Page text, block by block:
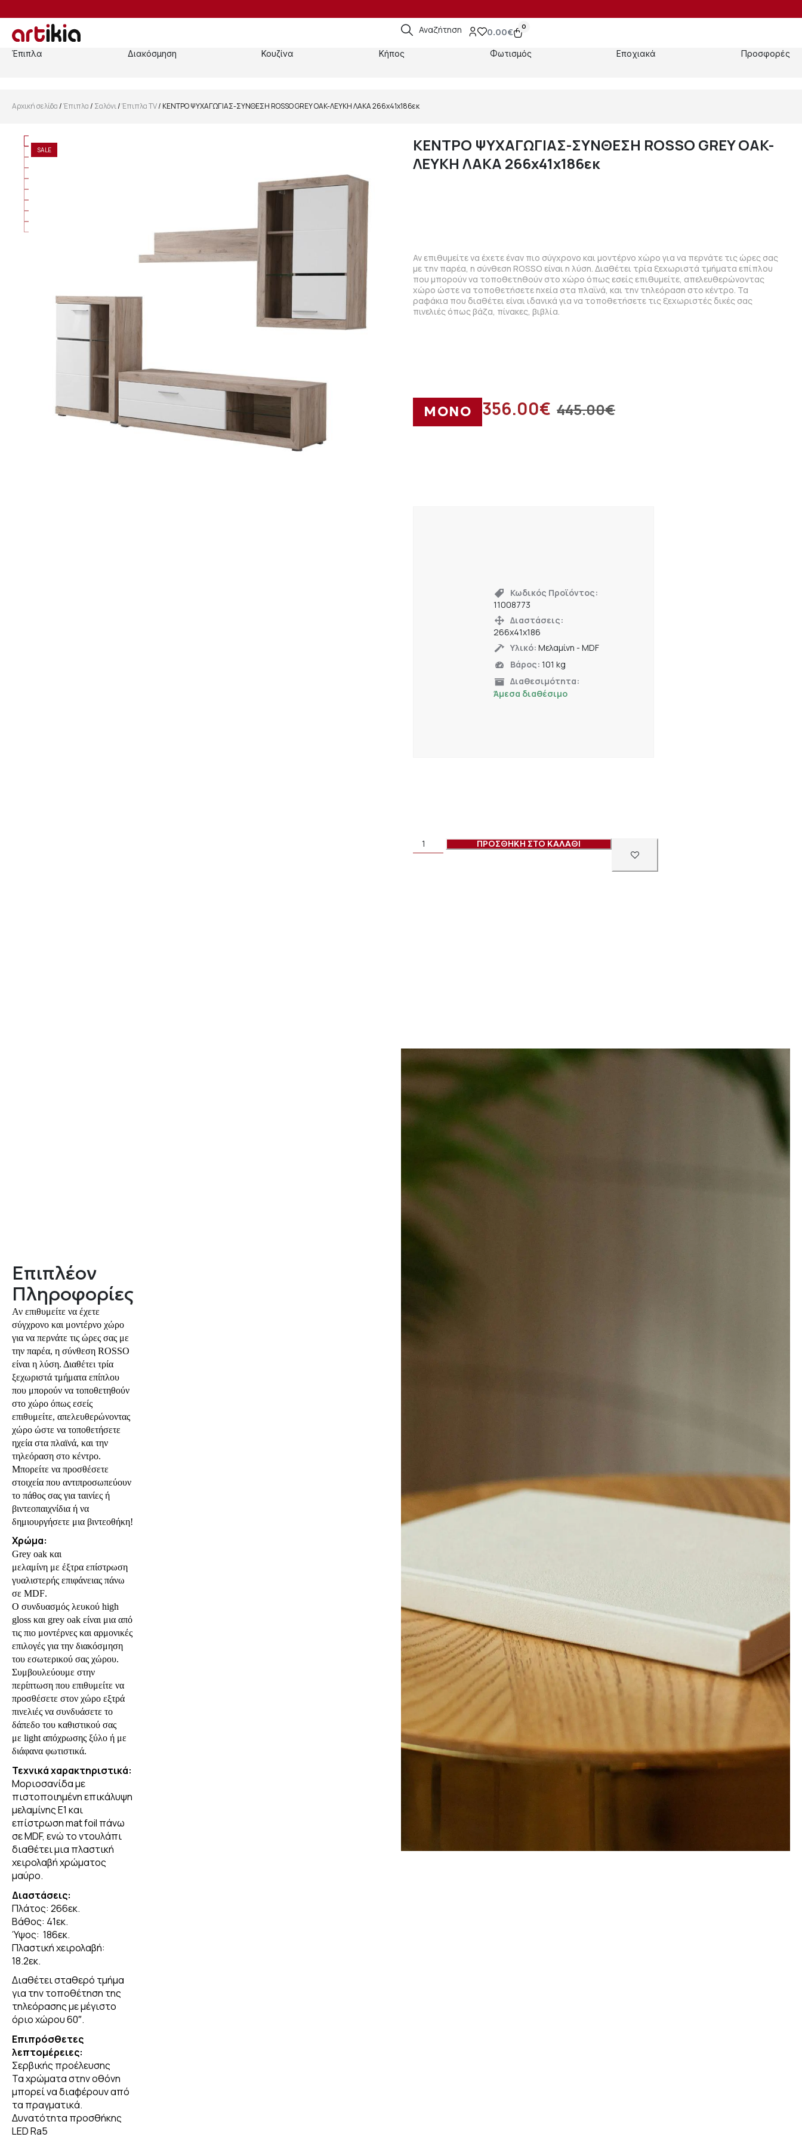
Αναζήτηση 0.00€
0
Έπιπλα Διακόσμηση Κουζίνα Κήπος Φωτισμός Εποχιακά Προσφορές
Αρχική σελίδα/Έπιπλα/ Σαλόνι/Έπιπλα TV/ ΚΕΝΤΡΟ ΨΥΧΑΓΩΓΙΑΣ-ΣΥΝΘΕΣΗ ROSSO GREY OAK-ΛΕΥΚΗ ΛΑΚΑ 266x41x186εκ
SALE
ΚΕΝΤΡΟ ΨΥΧΑΓΩΓΙΑΣ-ΣΥΝΘΕΣΗ ROSSO GREY OAK-
ΛΕΥΚΗ ΛΑΚΑ 266x41x186εκ
Αν επιθυμείτε να έχετε έναν πιο σύγχρονο και μοντέρνο χώρο για να περνάτε τις ώρες σας
με την παρέα, η σύνθεση ROSSO είναι η λύση. Διαθέτει τρία ξεχωριστά τμήματα επίπλου
που μπορούν να τοποθετηθούν στο χώρο όπως εσείς επιθυμείτε, απελευθερώνοντας
χώρο ώστε να τοποθετήσετε ηχεία στα πλαϊνά, και την τηλεόραση στο κέντρο. Τα
ραφάκια που διαθέτει είναι ιδανικά για να τοποθετήσετε τις ξεχωριστές δικές σας
πινελιές όπως βάζα, πίνακες, βιβλία.
ΜΟΝΟ 445.00€
356.00€
Κωδικός Προϊόντος:
11008773
Διαστάσεις:
266x41x186
Υλικό:Μελαμίνη - MDF
Βάρος:101 kg
Διαθεσιμότητα:
Άμεσα διαθέσιμο
ΠΡΟΣΘΗΚΗ ΣΤΟ ΚΑΛΑΘΙ
Επιπλέον
Πληροφορίες
Αν επιθυμείτε να έχετε
σύγχρονο και μοντέρνο χώρο
για να περνάτε τις ώρες σας με
την παρέα, η σύνθεση ROSSO
είναι η λύση. Διαθέτει τρία
ξεχωριστά τμήματα επίπλου
που μπορούν να τοποθετηθούν
στο χώρο όπως εσείς
επιθυμείτε, απελευθερώνοντας
χώρο ώστε να τοποθετήσετε
ηχεία στα πλαϊνά, και την
τηλεόραση στο κέντρο.
Μπορείτε να προσθέσετε
στοιχεία που αντιπροσωπεύουν
το πάθος σας για ταινίες ή
βιντεοπαιχνίδια ή να
δημιουργήσετε μια βιντεοθήκη!
Χρώμα:
Grey oak και
μελαμίνη με έξτρα επίστρωση
γυαλιστερής επιφάνειας πάνω
σε MDF.
Ο συνδυασμός λευκού high
gloss και grey oak είναι μια από
τις πιο μοντέρνες και αρμονικές
επιλογές για την διακόσμηση
του εσωτερικού σας χώρου.
Συμβουλεύουμε στην
περίπτωση που επιθυμείτε να
προσθέσετε στον χώρο εξτρά
πινελιές να συνδυάσετε το
δάπεδο του καθιστικού σας
με light απόχρωσης ξύλο ή με
διάφανα φωτιστικά.
Τεχνικά χαρακτηριστικά:
Μοριοσανίδα με
πιστοποιημένη επικάλυψη
μελαμίνης Ε1 και
επίστρωση mat foil πάνω
σε MDF, ενώ το ντουλάπι
διαθέτει μια πλαστική
χειρολαβή χρώματος
μαύρο.
Διαστάσεις:
Πλάτος: 266εκ.
Βάθος: 41εκ.
Ύψος: 186εκ.
Πλαστική χειρολαβή:
18.2εκ.
Διαθέτει σταθερό τμήμα
για την τοποθέτηση της
τηλεόρασης με μέγιστο
όριο χώρου 60″.
Επιπρόσθετες
λεπτομέρειες:
Σερβικής προέλευσης
Τα χρώματα στην οθόνη
μπορεί να διαφέρουν από
τα πραγματικά.
Δυνατότητα προσθήκης
LED Ra5